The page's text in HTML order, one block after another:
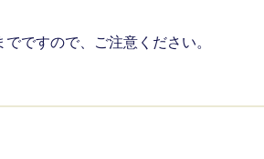
ですので、ご注意ください。